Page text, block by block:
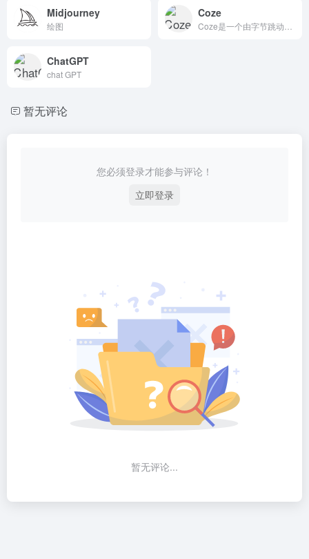
Midjourney
绘图
Coze
ChatGPT
chat GPT
暂无评论
您必须登录才能参与评论！
立即登录
暂无评论...